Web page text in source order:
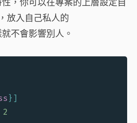
放入自己私人的
不會影響別人。
} ]
2